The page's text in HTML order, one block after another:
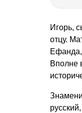
Игорь,
отцу.
Ефанда,
Вполне